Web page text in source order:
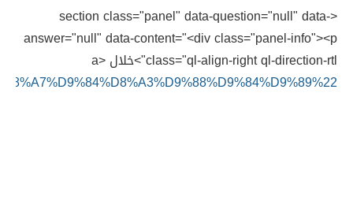
<section class="panel" data-question="null" data-
answer="null" data-content="<div class="panel-info"><p
class="ql-align-right ql-direction-rtl">خلال <a